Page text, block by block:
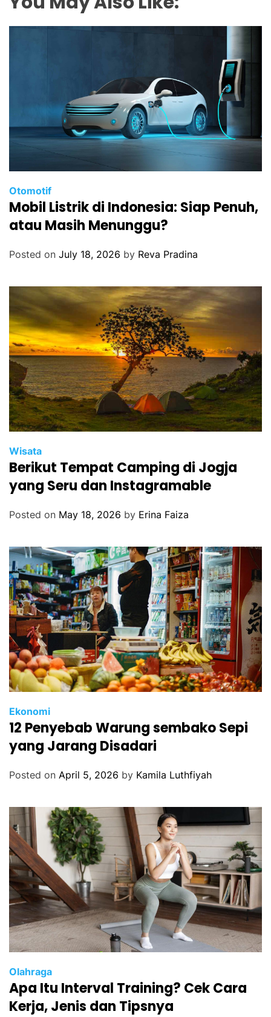
Otomotif
Mobil Listrik di Indonesia: Siap Penuh,
atau Masih Menunggu?
Posted on July 18, 2026 by Reva Pradina
Wisata
Berikut Tempat Camping di Jogja
yang Seru dan Instagramable
Posted on May 18, 2026 by Erina Faiza
Ekonomi
12 Penyebab Warung sembako Sepi
yang Jarang Disadari
Posted on April 5, 2026 by Kamila Luthfiyah
Olahraga
Apa Itu Interval Training? Cek Cara
Kerja, Jenis dan Tipsnya